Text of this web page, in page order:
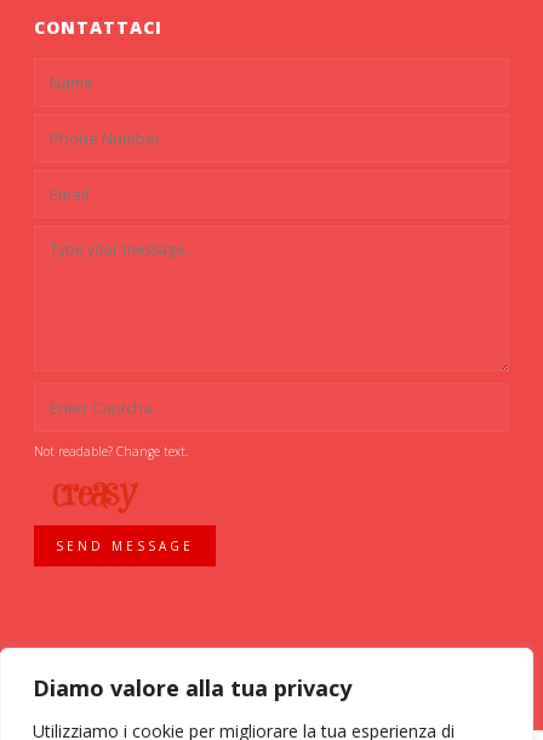
Diamo valore alla tua privacy
Utilizziamo i cookie per migliorare la tua esperienza di
CONTATTACI
Not readable? Change text.
SEND MESSAGE